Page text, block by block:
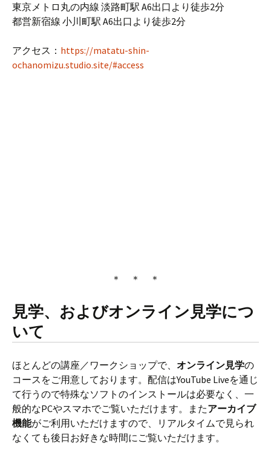
東京メトロ丸の内線 淡路町駅 A6出口より徒歩2分
都営新宿線 小川町駅 A6出口より徒歩2分
アクセス： https://matatu-shin-
ochanomizu.studio.site/#access
＊ ＊ ＊
見学、およびオンライン見学につ
いて
ほとんどの講座／ワークショップで、 オンライン見学の
コースをご用意しております。配信はYouTube Liveを通じ
て行うので特殊なソフトのインストールは必要なく、一
般的なPCやスマホでご覧いただけます。またアーカイブ
機能がご利用いただけますので、リアルタイムで見られ
なくても後日お好きな時間にご覧いただけます。